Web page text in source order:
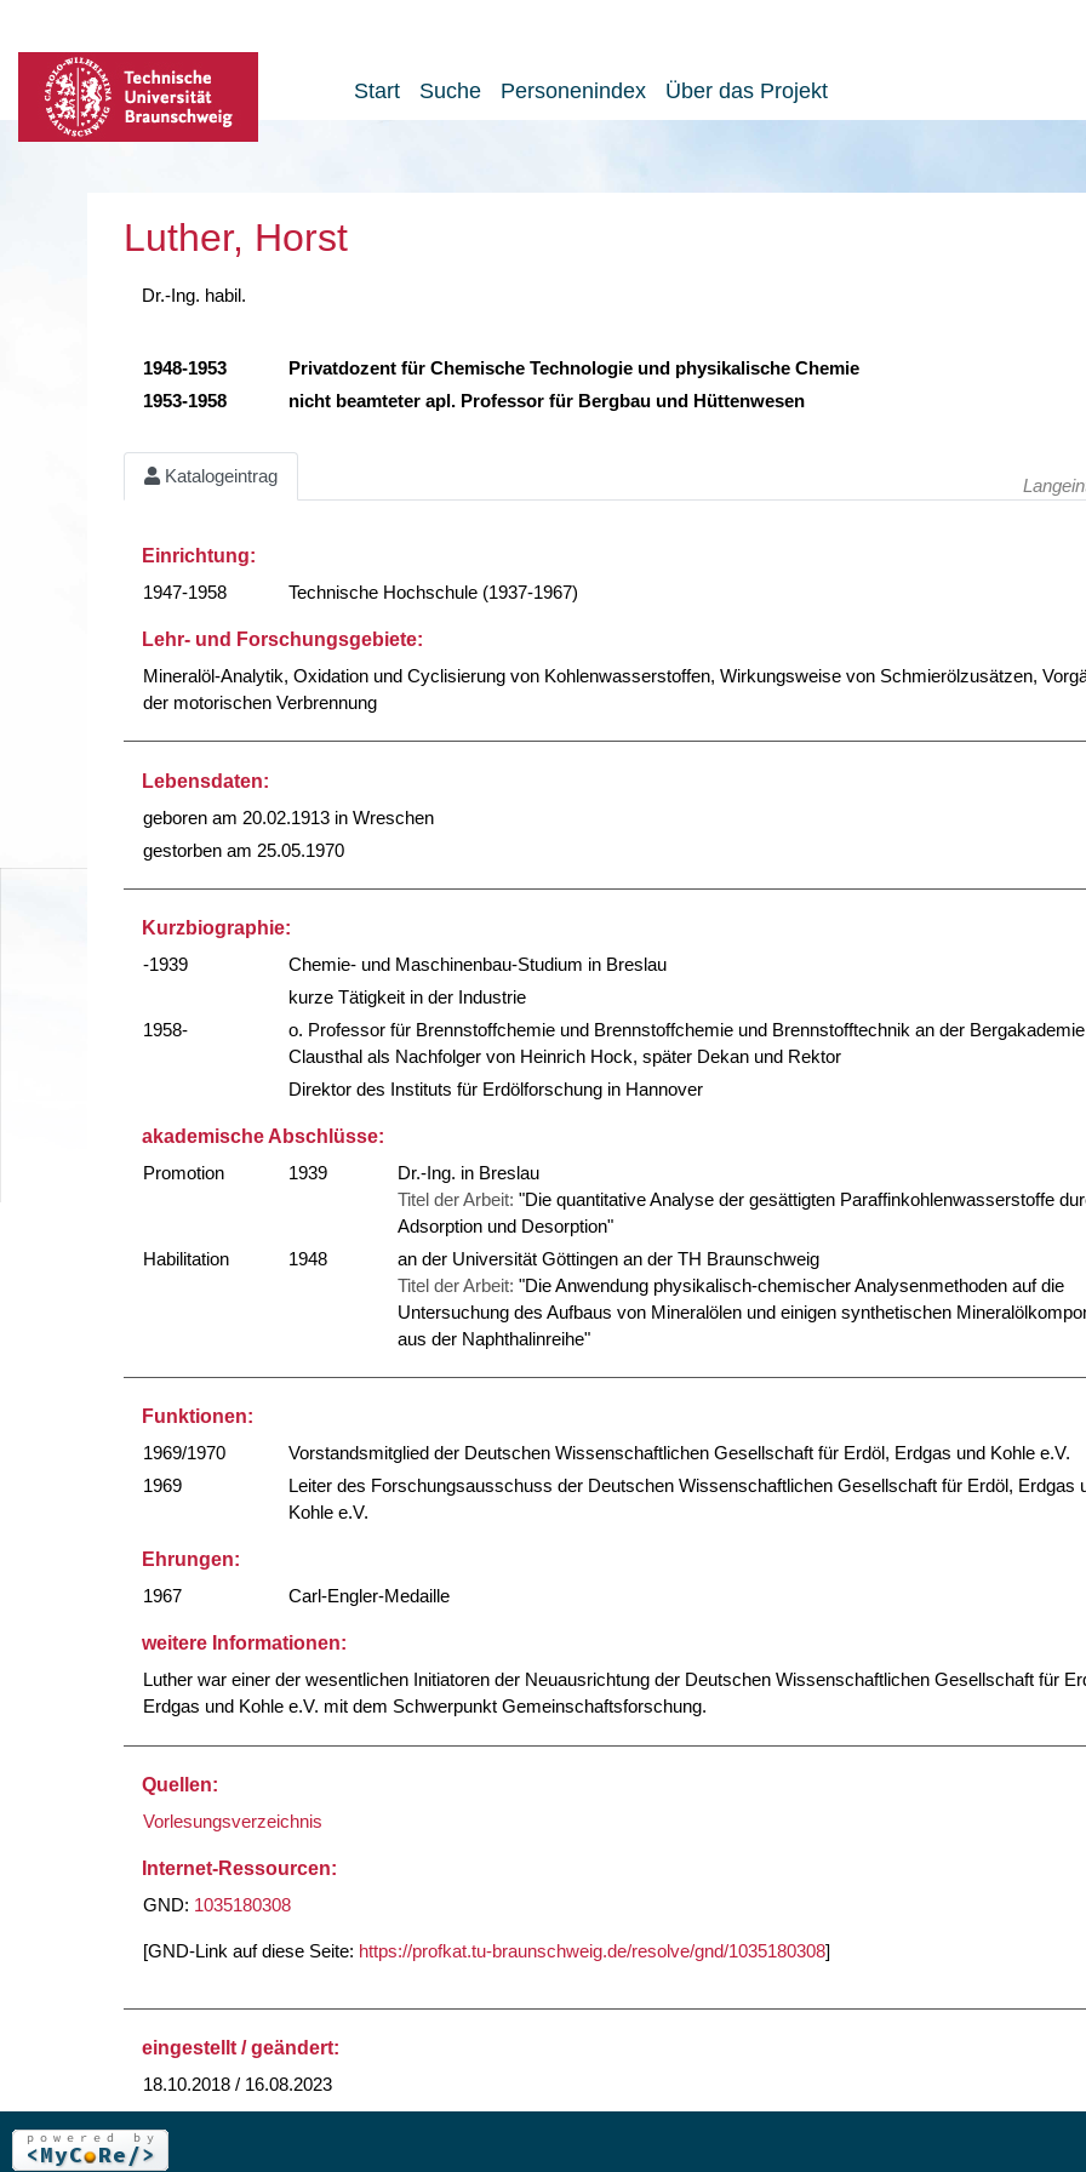
Start Suche Personenindex Über das Projekt
Luther, Horst
Dr.-Ing. habil.
1948-1953
Privatdozent für Chemische Technologie und physikalische Chemie
1953-1958
nicht beamteter apl. Professor für Bergbau und Hüttenwesen
Katalogeintrag
Einrichtung:
1947-1958
Technische Hochschule (1937-1967)
Lehr- und Forschungsgebiete:
Mineralöl-Analytik, Oxidation und Cyclisierung von Kohlenwasserstoffen, Wirkungsweise von Schmierölzusätzen,
der motorischen Verbrennung
Lebensdaten:
geboren am 20.02.1913 in Wreschen
gestorben am 25.05.1970
Kurzbiographie:
-1939
Chemie- und Maschinenbau-Studium in Breslau
kurze Tätigkeit in der Industrie
1958-
o. Professor für Brennstoffchemie und Brennstoffchemie und Brennstofftechnik an der Bergakademie
Clausthal als Nachfolger von Heinrich Hock, später Dekan und Rektor
Direktor des Instituts für Erdölforschung in Hannover
akademische Abschlüsse:
Promotion
1939
Dr.-Ing. in Breslau
Titel der Arbeit: "Die quantitative Analyse der gesättigten Paraffinkohlenwasserstoffe
Adsorption und Desorption"
Habilitation
1948
an der Universität Göttingen an der TH Braunschweig
Titel der Arbeit: "Die Anwendung physikalisch-chemischer Analysenmethoden auf die
Untersuchung des Aufbaus von Mineralölen und einigen synthetischen
aus der Naphthalinreihe"
Funktionen:
1969/1970
Vorstandsmitglied der Deutschen Wissenschaftlichen Gesellschaft für Erdöl, Erdgas und Kohle e.V.
1969
Leiter des Forschungsausschuss der Deutschen Wissenschaftlichen Gesellschaft für Erdöl, Erdgas
Kohle e.V.
Ehrungen:
1967
Carl-Engler-Medaille
weitere Informationen:
Luther war einer der wesentlichen Initiatoren der Neuausrichtung der Deutschen Wissenschaftlichen Gesellschaft für
Erdgas und Kohle e.V. mit dem Schwerpunkt Gemeinschaftsforschung.
Quellen:
Vorlesungsverzeichnis
Internet-Ressourcen:
GND: 1035180308
[GND-Link auf diese Seite: https://profkat.tu-braunschweig.de/resolve/gnd/1035180308]
eingestellt / geändert:
18.10.2018 / 16.08.2023